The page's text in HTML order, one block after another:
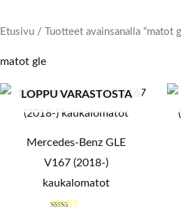
Etusivu/ Tuotteet avainsanalla “matot
matot gle
LOPPU VARASTOSTA
Mercedes-Benz GLE
V167 (2018-)
kaukalomatot